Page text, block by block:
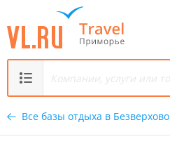
Все базы отдыха в Безверхово